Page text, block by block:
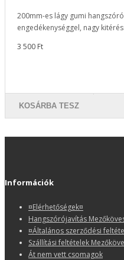
200mm-es lágy gumi
engedékenységgel, nagy
3 500 Ft
KOSÁRBA TESZ
Információk
¤Elérhetőségek¤
Hangszórójavítás
¤Általános szerződési
Szállítási feltételek
Át nem vett csomagok